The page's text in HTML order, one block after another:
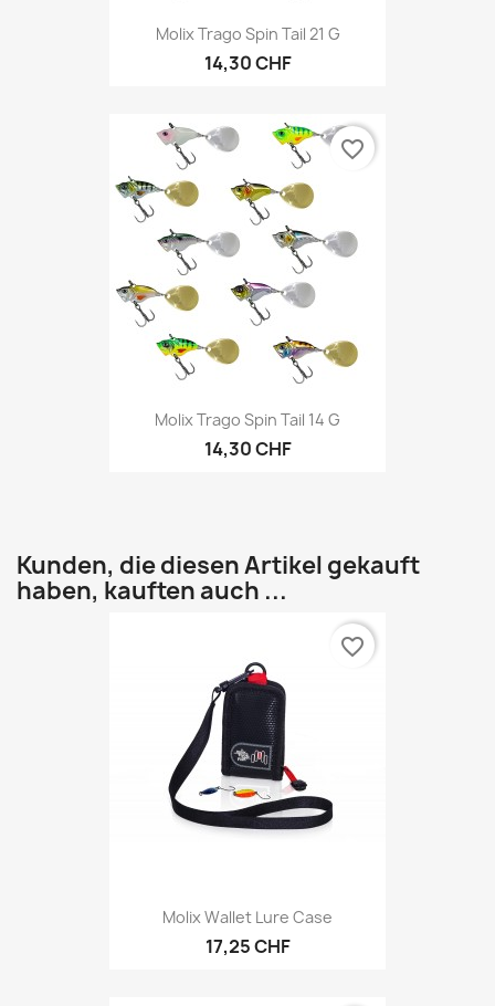
Molix Trago Spin Tail 21 G
14,30 CHF
Molix Trago Spin Tail 14 G
14,30 CHF
favorite_border
Kunden, die diesen Artikel gekauft
haben, kauften auch ...
Molix Wallet Lure Case
17,25 CHF
favorite_border